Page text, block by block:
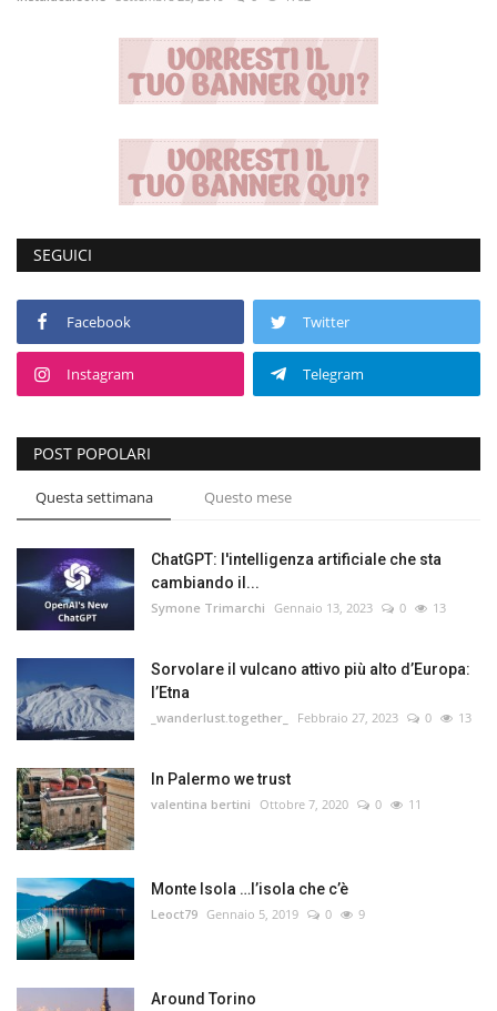
Volgo Academy
Recensioni
Contatti
Galleria
Shop
SEGUICI
Facebook Twitter
Instagram Telegram
POST POPOLARI
Questa settimana Questo mese
ChatGPT: l'intelligenza artificiale che sta
cambiando il...
Symone Trimarchi Gennaio 13, 2023 0 13
Sorvolare il vulcano attivo più alto d’Europa:
l’Etna
_wanderlust.together_ Febbraio 27, 2023 0 13
In Palermo we trust
valentina bertini Ottobre 7, 2020 0 11
Monte Isola …l’isola che c’è
Leoct79 Gennaio 5, 2019 0 9
Around Torino